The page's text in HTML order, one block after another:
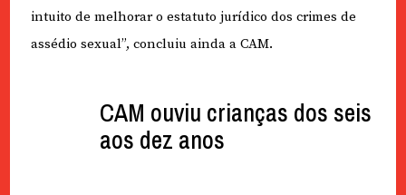
intuito de melhorar o estatuto jurídico dos crimes de
assédio sexual”, concluiu ainda a CAM.
CAM ouviu crianças dos seis
aos dez anos